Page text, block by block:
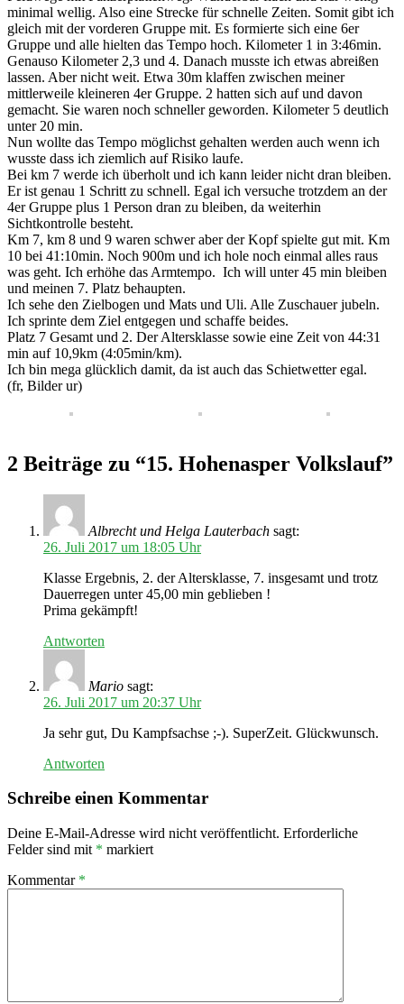
minimal wellig. Also eine Strecke für schnelle Zeiten. Somit gibt ich
gleich mit der vorderen Gruppe mit. Es formierte sich eine 6er
Gruppe und alle hielten das Tempo hoch. Kilometer 1 in 3:46min.
Genauso Kilometer 2,3 und 4. Danach musste ich etwas abreißen
lassen. Aber nicht weit. Etwa 30m klaffen zwischen meiner
mittlerweile kleineren 4er Gruppe. 2 hatten sich auf und davon
gemacht. Sie waren noch schneller geworden. Kilometer 5 deutlich
unter 20 min.
Nun wollte das Tempo möglichst gehalten werden auch wenn ich
wusste dass ich ziemlich auf Risiko laufe.
Bei km 7 werde ich überholt und ich kann leider nicht dran bleiben.
Er ist genau 1 Schritt zu schnell. Egal ich versuche trotzdem an der
4er Gruppe plus 1 Person dran zu bleiben, da weiterhin
Sichtkontrolle besteht.
Km 7, km 8 und 9 waren schwer aber der Kopf spielte gut mit. Km
10 bei 41:10min. Noch 900m und ich hole noch einmal alles raus
was geht. Ich erhöhe das Armtempo. Ich will unter 45 min bleiben
und meinen 7. Platz behaupten.
Ich sehe den Zielbogen und Mats und Uli. Alle Zuschauer jubeln.
Ich sprinte dem Ziel entgegen und schaffe beides.
Platz 7 Gesamt und 2. Der Altersklasse sowie eine Zeit von 44:31
min auf 10,9km (4:05min/km).
Ich bin mega glücklich damit, da ist auch das Schietwetter egal.
(fr, Bilder ur)
2 Beiträge zu “15. Hohenasper Volkslauf”
Albrecht und Helga Lauterbach sagt:
26. Juli 2017 um 18:05 Uhr
Klasse Ergebnis, 2. der Altersklasse, 7. insgesamt und trotz
Dauerregen unter 45,00 min geblieben !
Prima gekämpft!
Antworten
Mario sagt:
26. Juli 2017 um 20:37 Uhr
Ja sehr gut, Du Kampfsachse ;-). SuperZeit. Glückwunsch.
Antworten
Schreibe einen Kommentar
Deine E-Mail-Adresse wird nicht veröffentlicht. Erforderliche
Felder sind mit * markiert
Kommentar *